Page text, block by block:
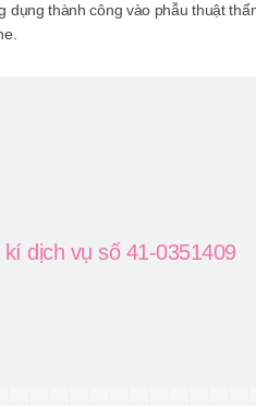
dụng thành công vào phẫu thuật
dịch vụ số 41-0351409